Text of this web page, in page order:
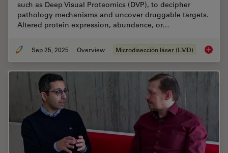
such as Deep Visual Proteomics (DVP), to decipher
pathology mechanisms and uncover druggable targets.
Altered protein expression, abundance, or…
Sep 25, 2025 Overview Microdisección láser (LMD)